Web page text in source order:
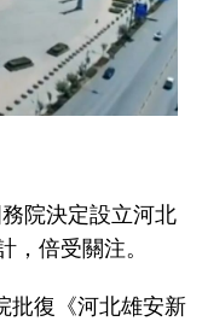
院決定設立河北
，倍受關注。
復《河北雄安新